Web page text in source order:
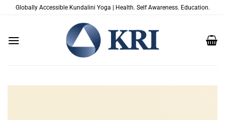
ZumGlobally Accessible Kundalini Yoga | Health. Self Awareness. Education.